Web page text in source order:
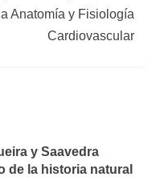
Anatomía y Fisiología
Cardiovascular
y Saavedra
de la historia natural